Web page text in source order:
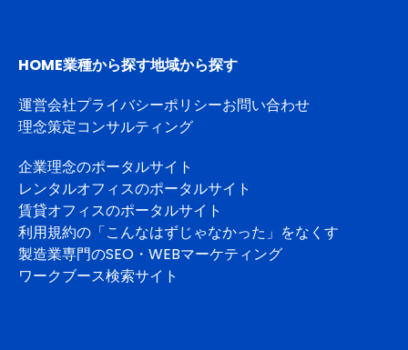
HOME業種から探す地域から探す
運営会社プライバシーポリシーお問い合わせ
理念策定コンサルティング
企業理念のポータルサイト
レンタルオフィスのポータルサイト
賃貸オフィスのポータルサイト
利用規約の「こんなはずじゃなかった」をなくす
製造業専門のSEO・WEBマーケティング
ワークブース検索サイト